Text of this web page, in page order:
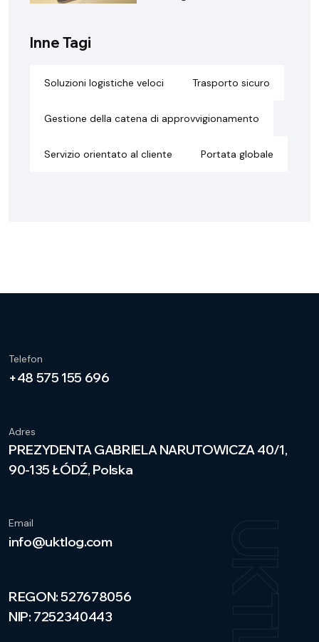
Inne Tagi
Soluzioni logistiche veloci Trasporto sicuro
Gestione della catena di approvvigionamento
Servizio orientato al cliente Portata globale
Telefon
+48 575 155 696
Adres
PREZYDENTA GABRIELA NARUTOWICZA 40/1,
90-135 ŁÓDŹ, Polska
Email
info@uktlog.com
REGON: 527678056
NIP: 7252340443